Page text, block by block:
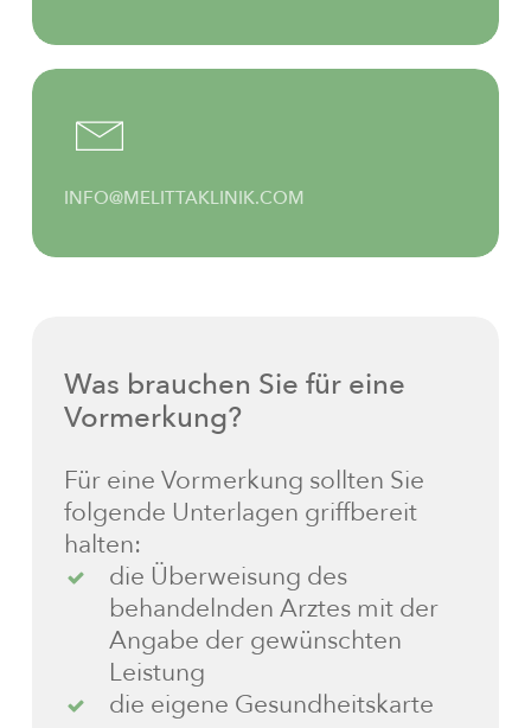
INFO@MELITTAKLINIK.COM
Was brauchen Sie für eine
Vormerkung?
Für eine Vormerkung sollten Sie
folgende Unterlagen griffbereit
halten:
die Überweisung des
behandelnden Arztes mit der
Angabe der gewünschten
Leistung
die eigene Gesundheitskarte